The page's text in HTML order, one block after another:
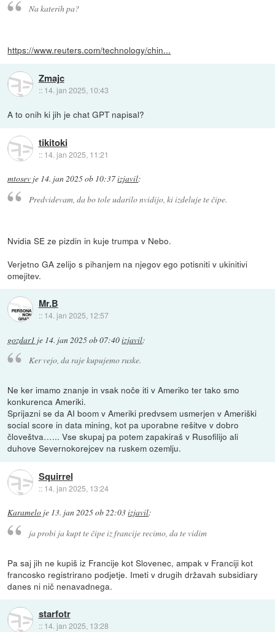
Na katerih pa?
https://www.reuters.com/technology/chin...
Zmajc
:: 14. jan 2025, 10:43
A to onih ki jih je chat GPT napisal?
tikitoki
:: 14. jan 2025, 11:21
mtosev je 14. jan 2025 ob 10:37izjavil:
Predvidevam, da bo tole udarilo nvidijo, ki izdeluje te čipe.
Nvidia SE ze pizdin in kuje trumpa v Nebo.
Verjetno GA zelijo s pihanjem na njegov ego potisniti v ukinitivi
omejitev.
Mr.B
:: 14. jan 2025, 12:57
gozdar1 je 14. jan 2025 ob 07:40izjavil:
Ker vejo, da raje kupujemo ruske.
Ne ker imamo znanje in vsak noče iti v Ameriko ter tako smo
konkurenca Ameriki.
Sprijazni se da AI boom v Ameriki predvsem usmerjen v Ameriški
social score in data mining, kot pa uporabne rešitve v dobro
človeštva…... Vse skupaj pa potem zapakiraš v Rusofilijo ali
duhove Severnokorejcev na ruskem ozemlju.
Squirrel
:: 14. jan 2025, 13:24
Karamelo je 13. jan 2025 ob 22:03izjavil:
ja probi ja kupt te čipe iz francije recimo, da te vidim
Pa saj jih ne kupiš iz Francije kot Slovenec, ampak v Franciji kot
francosko registrirano podjetje. Imeti v drugih državah subsidiary
danes ni nič nenavadnega.
starfotr
:: 14. jan 2025, 13:28